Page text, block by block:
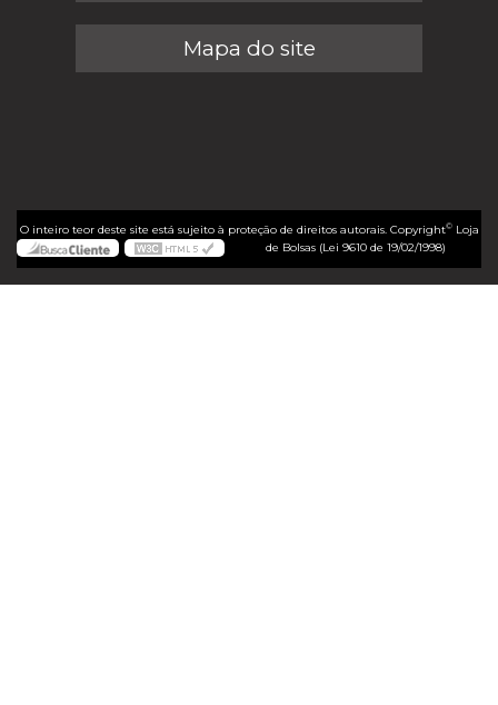
Mapa do site
O inteiro teor deste site está sujeito à proteção de direitos autorais. Copyright©Loja
de Bolsas (Lei 9610 de 19/02/1998)